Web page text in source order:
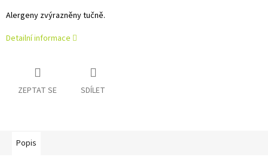
Alergeny zvýrazněny tučně.
Detailní informace
ZEPTAT SE SDÍLET
Popis